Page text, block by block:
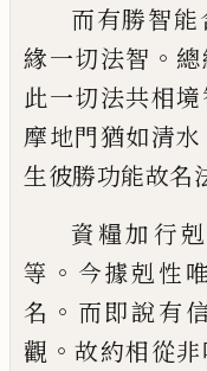
而有勝智能
緣一切法智 。
此一切法共相境
摩地門猶如清水
生彼勝功能故名
資糧加行
等 。 今據剋性
名 。 而即說有
觀 。故約相從